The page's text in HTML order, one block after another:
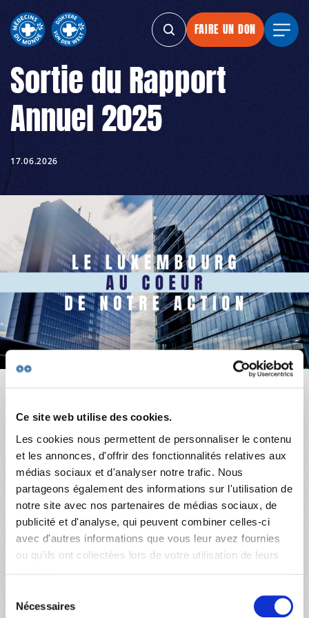
Ce site web utilise des cookies.
Les cookies nous permettent de personnaliser le contenu
et les annonces, d'offrir des fonctionnalités relatives aux
médias sociaux et d'analyser notre trafic. Nous
partageons également des informations sur l'utilisation de
notre site avec nos partenaires de médias sociaux, de
publicité et d'analyse, qui peuvent combiner celles-ci
avec d'autres informations que vous leur avez fournies
ou qu'ils ont collectées lors de votre utilisation de leurs
Nécessaires
FAIRE UN DON FAIRE UN DON FAIRE
FAIRE UN DON
MDM
SUR LE TERRAIN
ACTUALITÉS
PUBLICATIONS
NOUS REJOINDRE
NOUS SOUTENIR
Sortie du Rapport
Annuel 2025
17.06.2026
Accueil
Lecteur
vidéo